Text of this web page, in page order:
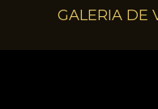
GALERIA DE